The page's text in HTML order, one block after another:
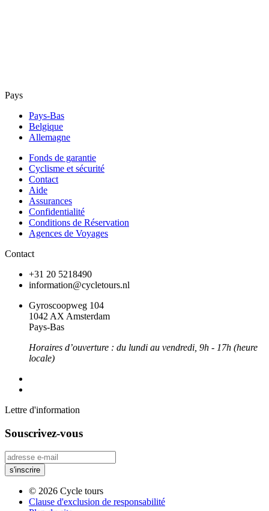
Pays
Pays-Bas
Belgique
Allemagne
Fonds de garantie
Cyclisme et sécurité
Contact
Aide
Assurances
Confidentialité
Conditions de Réservation
Agences de Voyages
Contact
+31 20 5218490
information@cycletours.nl
Gyroscoopweg 104
1042 AX Amsterdam
Pays-Bas
Horaires d’ouverture : du lundi au vendredi, 9h - 17h (heure
locale)
Lettre d'information
Souscrivez-vous
© 2026 Cycle tours
Clause d'exclusion de responsabilité